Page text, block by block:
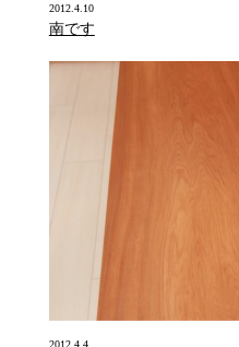
2012.4.10
南です
2012.4.4